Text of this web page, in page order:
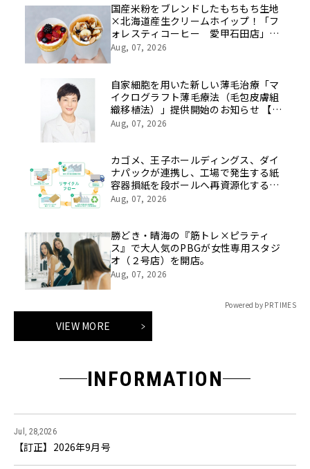
像を公開！
国産米粉をブレンドしたもちもち生地
×北海道産生クリームホイップ！「フ
ォレスティコーヒー 愛甲石田店」に
て、８月１７日（月）からクレープ販
Aug, 07, 2026
自家細胞を用いた新しい薄毛治療「マ
イクログラフト薄毛療法（毛包皮膚組
織移植法）」提供開始のお知らせ 【医
療法人社団 青真会 青山エルクリニ
Aug, 07, 2026
カゴメ、王子ホールディングス、ダイ
ナパックが連携し、工場で発生する紙
容器損紙を段ボールへ再資源化する実
証を開始
Aug, 07, 2026
勝どき・晴海の『筋トレ×ピラティ
ス』で大人気のPBGが女性専用スタジ
オ（２号店）を開店。
Aug, 07, 2026
Powered by PR TIMES
VIEW MORE
INFORMATION
Jul, 28,2026
【訂正】2026年9月号